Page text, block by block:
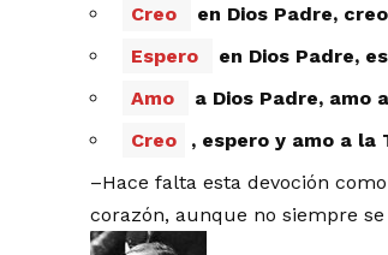
Creo
en Dios Padre,
Espero
en Dios Padre,
Amo
a Dios Padre, amo
Creo
, espero y amo a la
–Hace falta esta devoción
corazón, aunque no siempre